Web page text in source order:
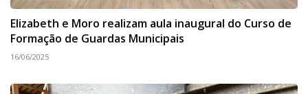
Elizabeth e Moro realizam aula inaugural do Curso de
Formação de Guardas Municipais
16/06/2025